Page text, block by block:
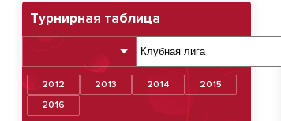
Турнирная таблица
2012 2013 2014
2015
2016